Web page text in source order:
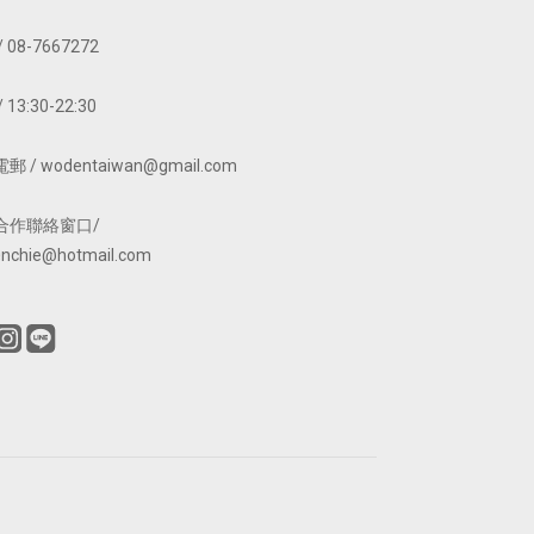
08-7667272
13:30-22:30
郵 / wodentaiwan@gmail.com
作聯絡窗口/